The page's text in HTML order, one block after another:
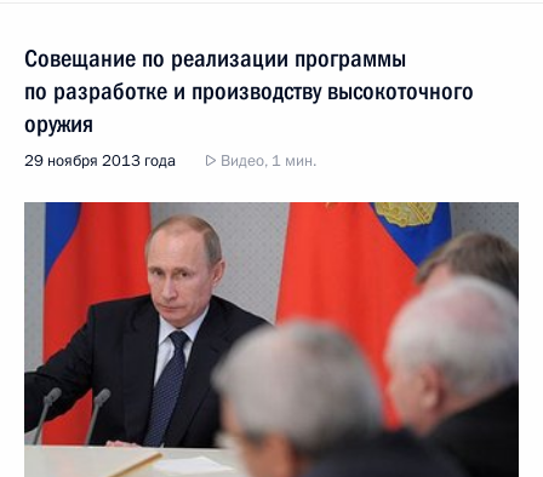
Совещание по реализации программы
по разработке и производству высокоточного
оружия
29 ноября 2013 года Видео, 1 мин.